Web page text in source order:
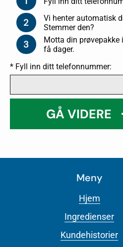
2
Vi henter automatisk
Stemmer den?
3
Motta din prøvepakke
få dager.
* Fyll inn ditt telefonnummer:
GÅ VIDERE
Meny
Hjem
Ingredienser
Kundehistorier